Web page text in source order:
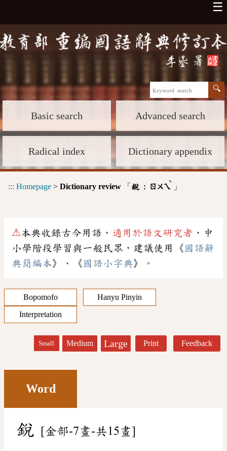
☰
Basic search Advanced search
Radical index Dictionary appendix
::: Homepage > Dictionary review 「 銳 : ㄖㄨㄟ
ˋ
」
⚠本典收錄古今用語， 適用於語文研究者 ，中
小學階段學習與一般民眾，建議使用《 國語辭
典簡編本》、《 國語小字典》。
Bopomofo
Hanyu Pinyin
Interpretation
Small Medium Large Print Feedback
Word
銳 [金部-7畫-共15畫]